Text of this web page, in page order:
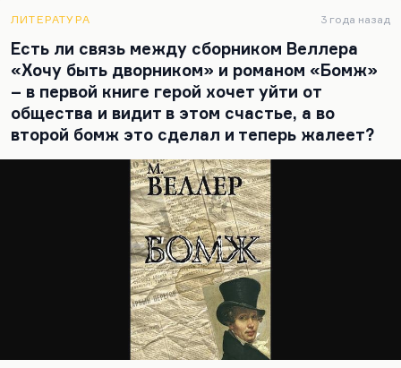
благоговения. Петербург в значительной степени
придуман Гоголем, как придумана им Украина.
Гоголь – создатель топосов, раскрепоститель
национального духа, как он сам о себе говорил.
Выпускатель наружу национального духа.…
ЛИТЕРАТУРА 3 года назад
Есть ли связь между сборником Веллера
«Хочу быть дворником» и романом «Бомж»
– в первой книге герой хочет уйти от
общества и видит в этом счастье, а во
второй бомж это сделал и теперь жалеет?